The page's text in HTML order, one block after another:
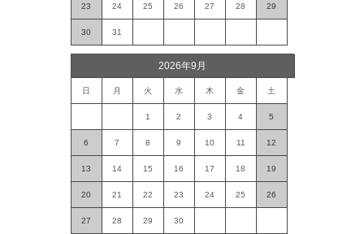
23 24 25 26 27 28 29
30 31
2026年9月
日 月 火 水 木 金 土
1 2 3 4 5
6 7 8 9 10 11 12
13 14 15 16 17 18 19
20 21 22 23 24 25 26
27 28 29 30